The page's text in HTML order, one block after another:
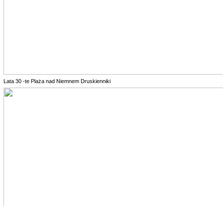
Lata 30 -te Plaża nad Niemnem Druskienniki